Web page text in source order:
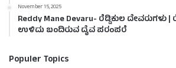
November 15, 2025
Reddy Mane Devaru- ರೆಡ್ಡಿಕುಲ
ಉಳಿದು ಬಂದಿರುವ ದೈವ ಪರಂಪರೆ
Populer Topics